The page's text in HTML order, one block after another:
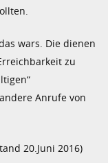
wars. Die dienen
zu
Anrufe von
20.Juni 2016)